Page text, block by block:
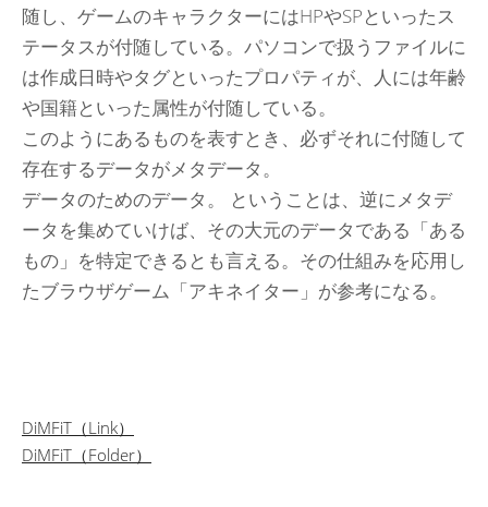
随し、ゲームのキャラクターにはHPやSPといったス
テータスが付随している。パソコンで扱うファイルに
は作成日時やタグといったプロパティが、人には年齢
や国籍といった属性が付随している。
このようにあるものを表すとき、必ずそれに付随して
存在するデータがメタデータ。
データのためのデータ。 ということは、逆にメタデ
ータを集めていけば、その大元のデータである「ある
もの」を特定できるとも言える。その仕組みを応用し
たブラウザゲーム「アキネイター」が参考になる。
投
DiMFiT（Link）
DiMFiT（Folder）